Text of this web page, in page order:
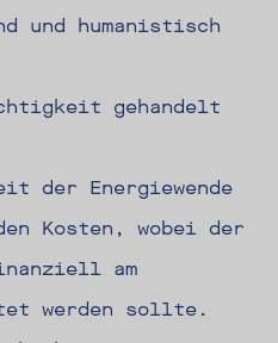
und humanistisch
gehandelt
der Energiewende
Kosten, wobei der
am
werden sollte.